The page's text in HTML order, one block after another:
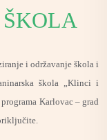
i održavanje škola i
škola „Klinci i
Karlovac – grad